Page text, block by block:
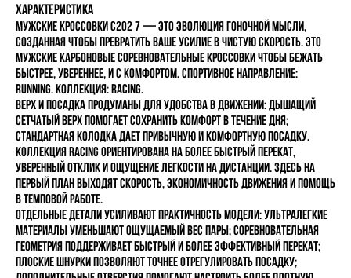
Характеристика
Мужские кроссовки C202 7 — это эволюция гоночной мысли,
созданная чтобы превратить ваше усилие в чистую скорость. Это
мужские карбоновые соревновательные кроссовки чтобы бежать
быстрее, увереннее, и с комфортом. Спортивное направление:
Running. Коллекция: RACING.
Верх и посадка продуманы для удобства в движении: дышащий
сетчатый верх помогает сохранить комфорт в течение дня;
стандартная колодка дает привычную и комфортную посадку.
Коллекция RACING ориентирована на более быстрый перекат,
уверенный отклик и ощущение легкости на дистанции. Здесь на
первый план выходят скорость, экономичность движения и помощь
в темповой работе.
Отдельные детали усиливают практичность модели: ультралегкие
материалы уменьшают ощущаемый вес пары; соревновательная
геометрия поддерживает быстрый и более эффективный перекат;
плоские шнурки позволяют точнее отрегулировать посадку;